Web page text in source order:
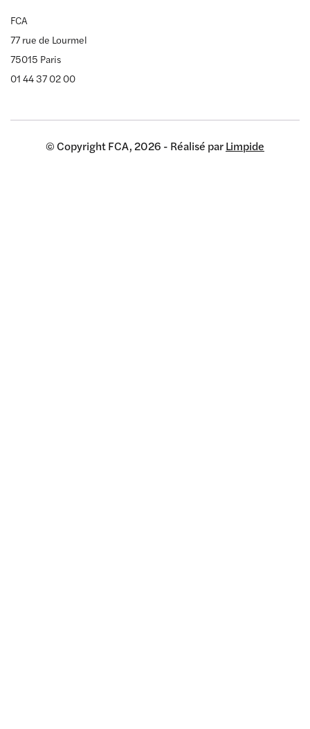
FCA
77 rue de Lourmel
75015 Paris
01 44 37 02 00
© Copyright FCA, 2026 - Réalisé parLimpide